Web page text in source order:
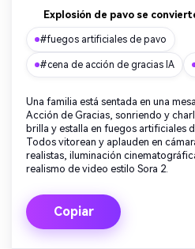
Explosión de pavo se
#fuegos artificiales de pavo
#cena de acción de gracias IA
Una familia está sentada en una
Acción de Gracias, sonriendo y
brilla y estalla en fuegos artificiales
Todos vitorean y aplauden en
realistas, iluminación
realismo de video estilo Sora 2.
Copiar